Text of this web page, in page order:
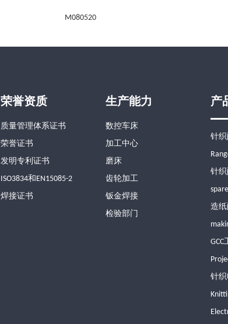
M080520
荣誉资质
质量管理体系证书
荣誉证书
发明专利证书
ISO3834和EN15085-2
焊接证书
生产能力
数控车床
加工中心
磨床
齿轮加工
钣金焊接
检验部门
产
针
针织
造纸
GCC
针